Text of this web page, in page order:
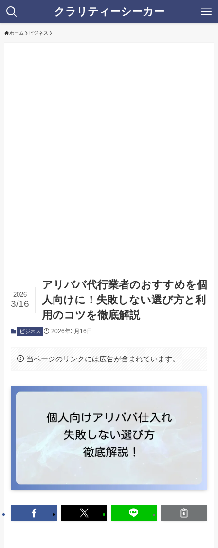
クラリティーシーカー
ホーム ビジネス
アリババ代行業者のおすすめを個
人向けに！失敗しない選び方と利
用のコツを徹底解説
2026
3/16
ビジネス 2026年3月16日
当ページのリンクには広告が含まれています。